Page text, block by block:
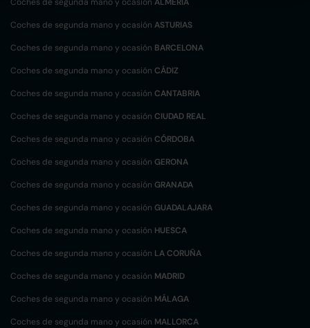
Coches de segunda mano y ocasión ASTURIAS
Coches de segunda mano y ocasión BARCELONA
Coches de segunda mano y ocasión CÁDIZ
Coches de segunda mano y ocasión CANTABRIA
Coches de segunda mano y ocasión CIUDAD REAL
Coches de segunda mano y ocasión CÓRDOBA
Coches de segunda mano y ocasión GERONA
Coches de segunda mano y ocasión GRANADA
Coches de segunda mano y ocasión GUADALAJARA
Coches de segunda mano y ocasión HUESCA
Coches de segunda mano y ocasión LA CORUÑA
Coches de segunda mano y ocasión MADRID
Coches de segunda mano y ocasión MÁLAGA
Coches de segunda mano y ocasión MALLORCA